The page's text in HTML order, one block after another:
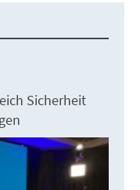
Sicherheit